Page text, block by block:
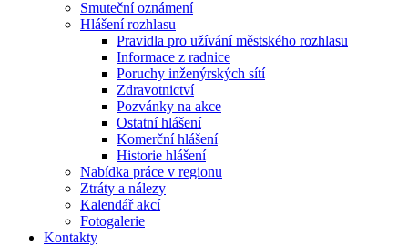
Smuteční oznámení
Hlášení rozhlasu
Pravidla pro užívání městského rozhlasu
Informace z radnice
Poruchy inženýrských sítí
Zdravotnictví
Pozvánky na akce
Ostatní hlášení
Komerční hlášení
Historie hlášení
Nabídka práce v regionu
Ztráty a nálezy
Kalendář akcí
Fotogalerie
Kontakty